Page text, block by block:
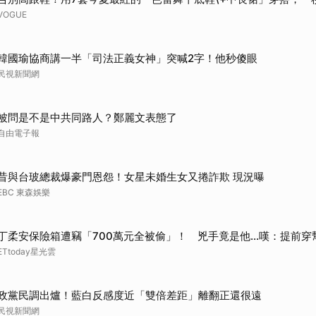
國瑜協商講一半「司法正義女神」突喊2字！他秒傻眼
視新聞網
問是不是中共同路人？鄭麗文表態了
由電子報
與台玻總裁爆豪門恩怨！女星未婚生女又捲詐欺 現況曝
東森娛樂
柔安保險箱遭竊「700萬元全被偷」！ 兇手竟是他...嘆：提前穿
星光雲
黨民調出爐！藍白反感度近「雙倍差距」離翻正還很遠
視新聞網